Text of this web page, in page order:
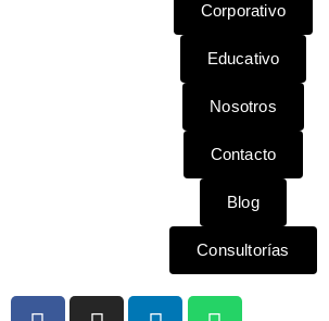
Corporativo
Educativo
Nosotros
Contacto
Blog
Consultorías